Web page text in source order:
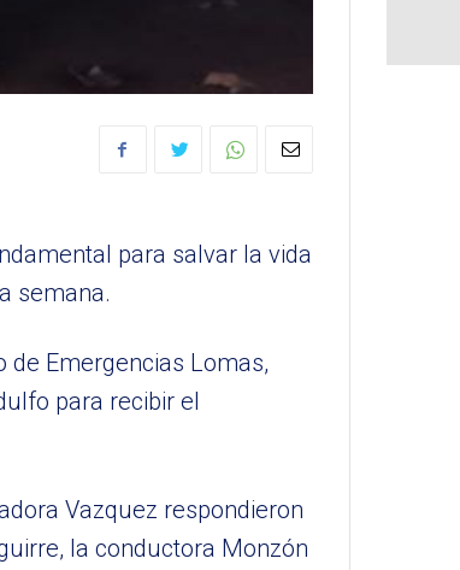
para salvar la vida
semana.
de Emergencias Lomas,
para recibir el
Vazquez respondieron
la conductora Monzón